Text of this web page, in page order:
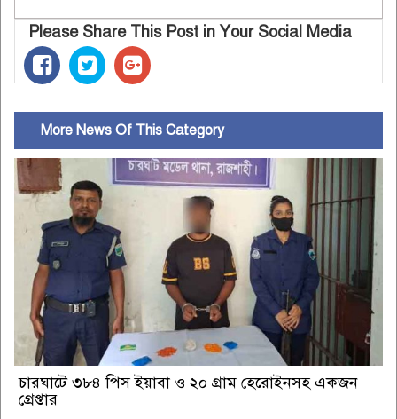
Please Share This Post in Your Social Media
More News Of This Category
চারঘাটে ৩৮৪ পিস ইয়াবা ও ২০ গ্রাম হেরোইনসহ একজন
গ্রেপ্তার